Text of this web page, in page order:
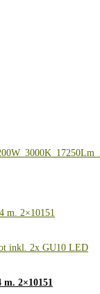
2×10151